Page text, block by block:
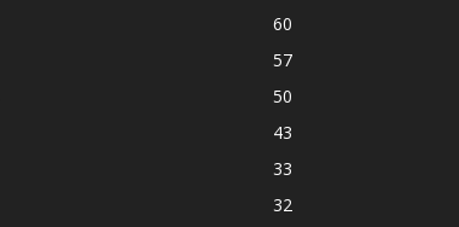
60
57
50
43
33
32